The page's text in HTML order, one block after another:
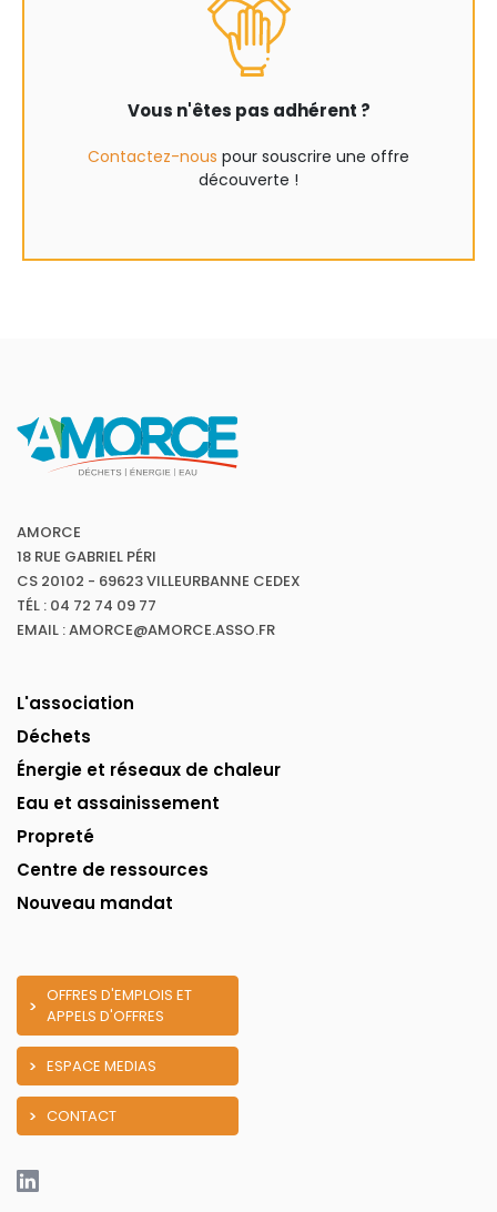
Vous n'êtes pas adhérent ?
Contactez-nous pour souscrire une offre
découverte !
AMORCE
18 RUE GABRIEL PÉRI
CS 20102 - 69623 VILLEURBANNE CEDEX
TÉL : 04 72 74 09 77
EMAIL : AMORCE@AMORCE.ASSO.FR
L'association
Déchets
Énergie et réseaux de chaleur
Eau et assainissement
Propreté
Centre de ressources
Nouveau mandat
OFFRES D'EMPLOIS ET
APPELS D'OFFRES
ESPACE MEDIAS
CONTACT